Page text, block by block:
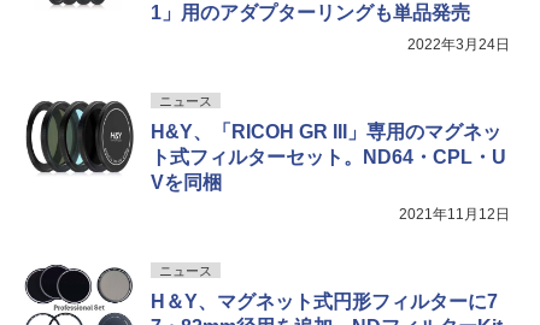
1」用のアダプターリングも単品発売
2022年3月24日
ニュース
H&Y、「RICOH GR III」専用のマグネッ
ト式フィルターセット。ND64・CPL・U
Vを同梱
2021年11月12日
ニュース
H＆Y、マグネット式円形フィルターに7